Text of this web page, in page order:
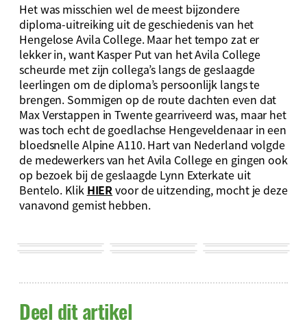
Het was misschien wel de meest bijzondere
diploma-uitreiking uit de geschiedenis van het
Hengelose Avila College. Maar het tempo zat er
lekker in, want Kasper Put van het Avila College
scheurde met zijn collega’s langs de geslaagde
leerlingen om de diploma’s persoonlijk langs te
brengen. Sommigen op de route dachten even dat
Max Verstappen in Twente gearriveerd was, maar het
was toch echt de goedlachse Hengeveldenaar in een
bloedsnelle Alpine A110. Hart van Nederland volgde
de medewerkers van het Avila College en gingen ook
op bezoek bij de geslaagde Lynn Exterkate uit
Bentelo. Klik HIERvoor de uitzending, mocht je deze
vanavond gemist hebben.
Deel dit artikel